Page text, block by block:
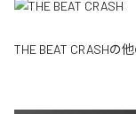
THE BEAT CRASHの